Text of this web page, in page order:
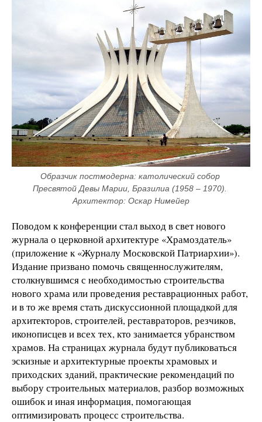
Образчик постмодерна: католический собор
Пресвятой Девы Марии, Бразилиа (1958 – 1970).
Архитектор: Оскар Нимейер
Поводом к конференции стал выход в свет нового
журнала о церковной архитектуре «Храмоздатель»
(приложение к «Журналу Московской Патриархии»).
Издание призвано помочь священнослужителям,
столкнувшимся с необходимостью строительства
нового храма или проведения реставрационных работ,
и в то же время стать дискуссионной площадкой для
архитекторов, строителей, реставраторов, резчиков,
иконописцев и всех тех, кто занимается убранством
храмов. На страницах журнала будут публиковаться
эскизные и архитектурные проекты храмовых и
приходских зданий, практические рекомендаций по
выбору строительных материалов, разбор возможных
ошибок и иная информация, помогающая
оптимизировать процесс строительства.